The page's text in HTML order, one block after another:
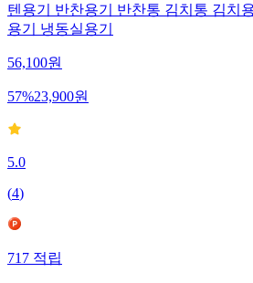
텐용기 반찬용기 반찬통 김치통 김치
용기 냉동실용기
56,100원
57%23,900원
5.0
(4)
717 적립